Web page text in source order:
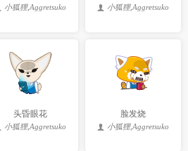
小狐狸,Aggretsuko 小狐狸,Aggretsuko
头昏眼花
小狐狸,Aggretsuko
脸发烧
小狐狸,Aggretsuko